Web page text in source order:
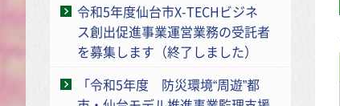
令和5年度仙台市X-TECHビジネ
ス創出促進事業運営業務の受託者
を募集します（終了しました）
「令和5年度 防災環境“周遊”都